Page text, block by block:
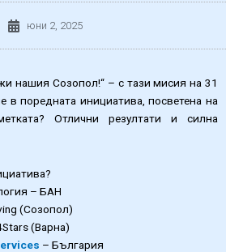
юни 2, 2025
нашия Созопол!“ – с тази мисия на 31
в поредната инициатива, посветена на
Отлични резултати и силна
– БАН
(Созопол)
(Варна)
– България